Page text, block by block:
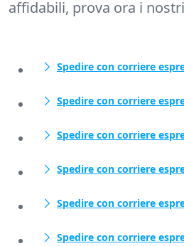
affidabili, prova ora i
Spedire con corriere
Spedire con corriere
Spedire con corriere
Spedire con corriere
Spedire con corriere
Spedire con corriere